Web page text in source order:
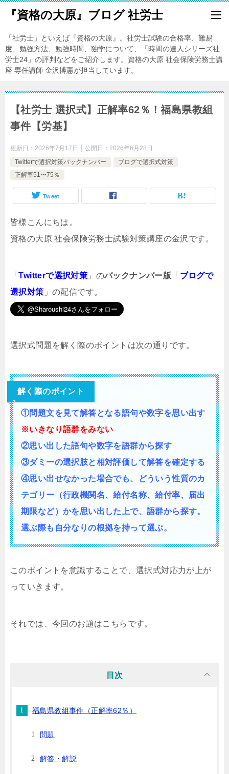
『資格の大原』ブログ 社労士
「社労士」といえば『資格の大原』。社労士試験の合格率、難易
度、勉強方法、勉強時間、独学について、「時間の達人シリーズ社
労士24」の評判などをご紹介します。資格の大原 社会保険労務士講
座 専任講師 金沢博憲が担当しています。
【社労士 選択式】正解率62％！福島県教組
事件【労基】
更新日： 2026年7月17日 公開日： 2026年6月28日
Twitterで選択対策バックナンバー
ブログで選択式対策
正解率51〜75％
Tweet
皆様こんにちは。
資格の大原 社会保険労務士試験対策講座の金沢です。
「Twitterで選択対策 」のバックナンバー版 「 ブログで
選択対策 」の配信です。
選択式問題を解く際のポイントは次の通りです。
解く際のポイント
①問題文を見て解答となる語句や数字を思い出す
※いきなり語群をみない
②思い出した語句や数字を語群から探す
③ダミーの選択肢と相対評価して解答を確定する
④思い出せなかった場合でも、どういう性質のカ
テゴリー（行政機関名、給付名称、給付率、届出
期限など）かを思い出した上で、語群から探す。
選ぶ際も自分なりの根拠を持って選ぶ。
このポイントを意識することで、選択式対応力が上が
っていきます。
それでは、今回のお題はこちらです。
目次
福島県教組事件（正解率62％）
問題
解答・解説